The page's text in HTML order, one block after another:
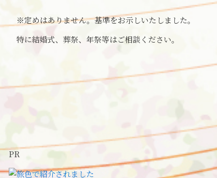
※定めはありません。基準をお示しいたしました。
特に結婚式、葬祭、年祭等はご相談ください。
PR